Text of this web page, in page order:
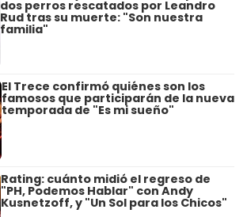
dos perros rescatados por Leandro
Rud tras su muerte: "Son nuestra
familia"
El Trece confirmó quiénes son los
famosos que participarán de la nueva
temporada de "Es mi sueño"
Rating: cuánto midió el regreso de
"PH, Podemos Hablar" con Andy
Kusnetzoff, y "Un Sol para los Chicos"